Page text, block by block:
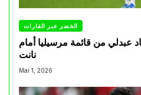
الخضر عبر القارات
عبدلي من قائمة مرسيليا أمام
نانت
Mai 1, 2026